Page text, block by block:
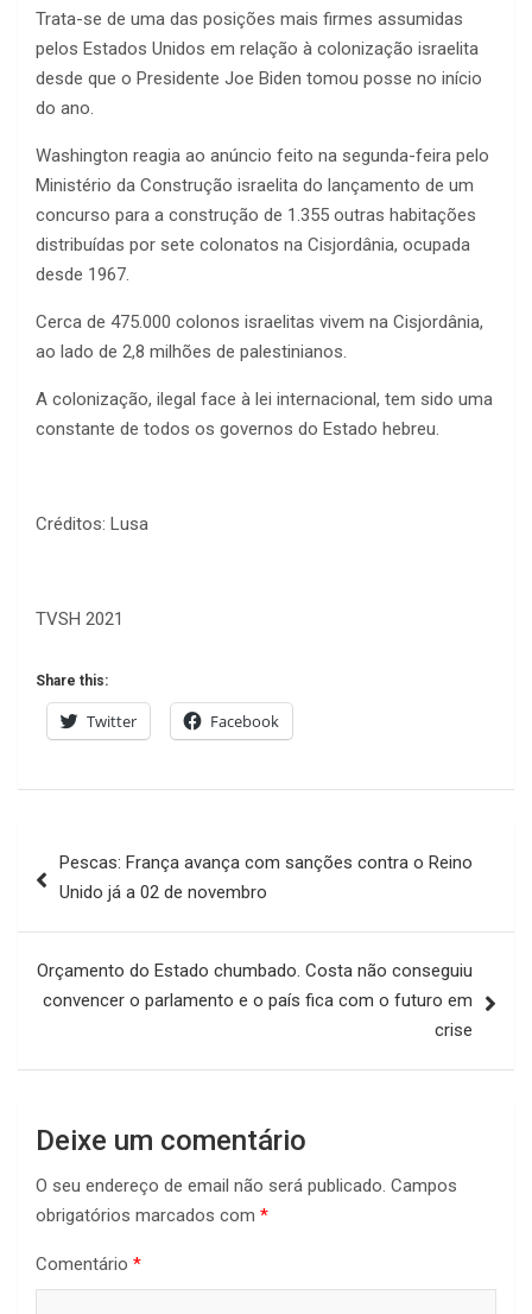
Trata-se de uma das posições mais firmes assumidas
pelos Estados Unidos em relação à colonização israelita
desde que o Presidente Joe Biden tomou posse no início
do ano.
Washington reagia ao anúncio feito na segunda-feira pelo
Ministério da Construção israelita do lançamento de um
concurso para a construção de 1.355 outras habitações
distribuídas por sete colonatos na Cisjordânia, ocupada
desde 1967.
Cerca de 475.000 colonos israelitas vivem na Cisjordânia,
ao lado de 2,8 milhões de palestinianos.
A colonização, ilegal face à lei internacional, tem sido uma
constante de todos os governos do Estado hebreu.
Créditos: Lusa
TVSH 2021
Share this:
Twitter Facebook
de
Pescas: França avança com sanções contra o Reino
Unido já a 02 de novembro
Orçamento do Estado chumbado. Costa não conseguiu
convencer o parlamento e o país fica com o futuro em
crise
Deixe um comentário
O seu endereço de email não será publicado. Campos
obrigatórios marcados com *
Comentário *